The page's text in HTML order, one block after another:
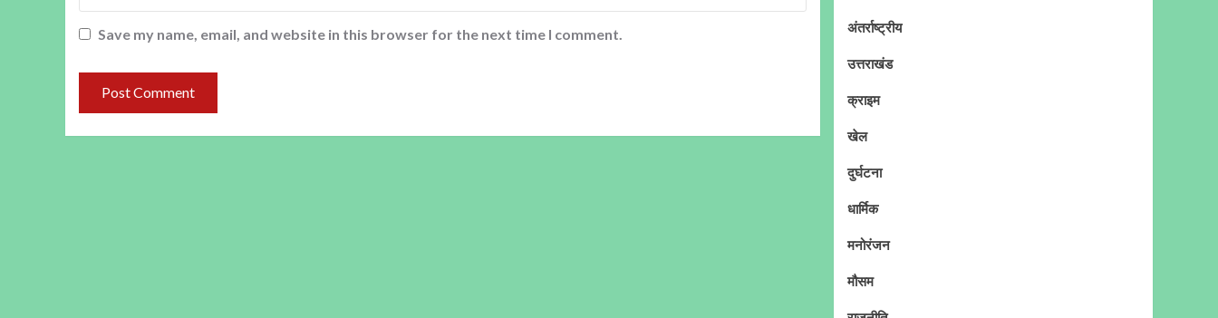
Save my name, email, and website in this browser for the next time I comment. अंतर्राष्ट्रीय
उत्तराखंड
क्राइम
खेल
दुर्घटना
धार्मिक
मनोरंजन
मौसम